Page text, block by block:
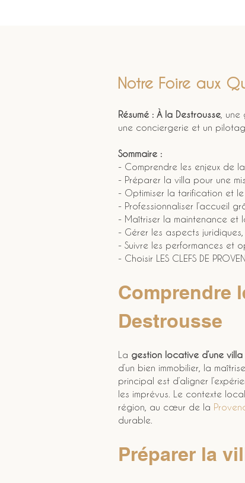
Notre Foire aux
Résumé : À la Destrousse ,
une conciergerie et un
Sommaire :
- Comprendre les enjeux de
- Préparer la villa pour une
- Optimiser la tarification et
- Professionnaliser l’accueil
- Maîtriser la maintenance et
- Gérer les aspects
- Suivre les performances et
- Choisir LES CLEFS DE
Comprendre
Destrousse
La gestion locative d’une
d’un bien immobilier, la
principal est d’aligner
les imprévus. Le contexte
région, au cœur de la
durable.
Préparer la